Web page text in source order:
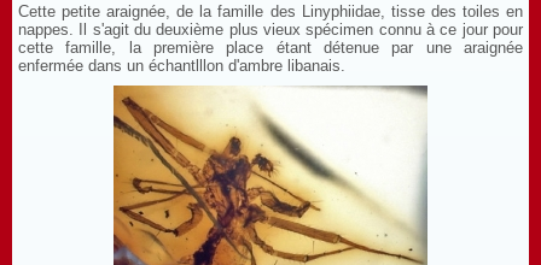
Cette petite araignée, de la famille des Linyphiidae, tisse des toiles en
nappes. Il s'agit du deuxième plus vieux spécimen connu à ce jour pour
cette famille, la première place étant détenue par une araignée
enfermée dans un échantlllon d'ambre libanais.